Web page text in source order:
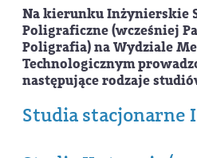
Na kierunku Inżynierskie
Poligraficzne (wcześniej
Poligrafia) na Wydziale
Technologicznym
następujące rodzaje
Studia stacjonarne